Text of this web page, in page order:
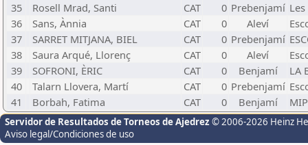
35
Rosell Mrad, Santi CAT 0 Prebenjamí
36
Sans, Ànnia CAT 0 Aleví
37
SARRET MITJANA, BIEL CAT 0 Prebenjamí
38
Saura Arqué, Llorenç CAT 0 Aleví
39
SOFRONI, ÈRIC CAT 0 Benjamí
LA
40
Talarn Llovera, Martí CAT 0 Prebenjamí
41
Borbah, Fatima CAT 0 Benjamí MIP
Servidor de Resultados de Torneos de Ajedrez © 2006-2026 Heinz
Aviso legal/Condiciones de uso